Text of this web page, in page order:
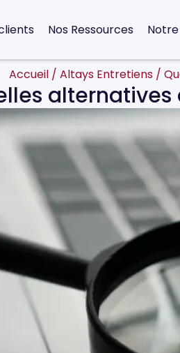
Nos Ressources
Accueil / Altays Entretiens /
alternatives